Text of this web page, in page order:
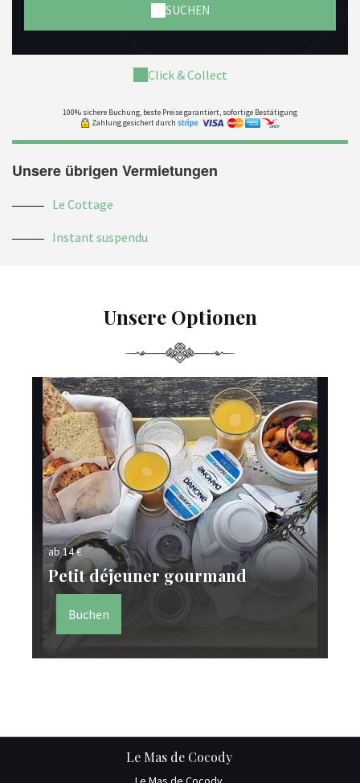
SUCHEN
Click & Collect
100% sichere Buchung, beste Preise garantiert, sofortige Bestätigung
Zahlung gesichert durch
Unsere übrigen Vermietungen
Le Cottage
Instant suspendu
Unsere Optionen
ab 14 €
Petit déjeuner gourmand
Buchen
Le Mas de Cocody